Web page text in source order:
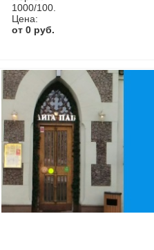
1000/100.
Цена:
от 0 руб.